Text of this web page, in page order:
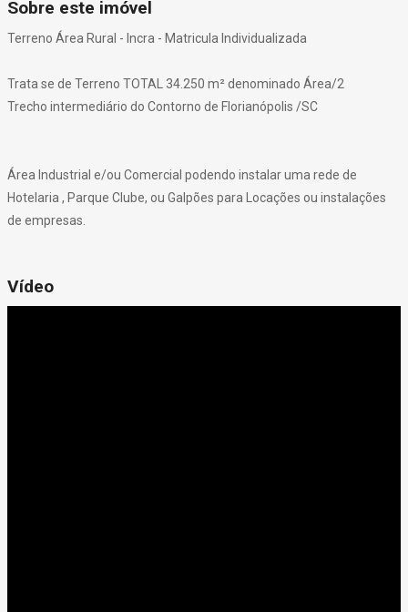
Sobre este imóvel
Terreno Área Rural - Incra - Matricula Individualizada
Trata se de Terreno TOTAL 34.250 m² denominado Área/2
Trecho intermediário do Contorno de Florianópolis /SC
Área Industrial e/ou Comercial podendo instalar uma rede de
Hotelaria , Parque Clube, ou Galpões para Locações ou instalações
de empresas.
Vídeo